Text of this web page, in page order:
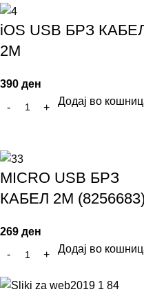
iOS USB БРЗ
2М
390 ден
Додај во
MICRO USB БРЗ
КАБЕЛ 2М (8256683)
269 ден
Додај во